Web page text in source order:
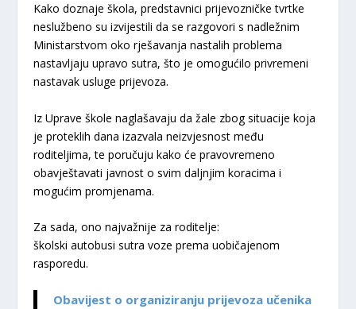
Kako doznaje škola, predstavnici prijevozničke tvrtke
neslužbeno su izvijestili da se razgovori s nadležnim
Ministarstvom oko rješavanja nastalih problema
nastavljaju upravo sutra, što je omogućilo privremeni
nastavak usluge prijevoza.
Iz Uprave škole naglašavaju da žale zbog situacije koja
je proteklih dana izazvala neizvjesnost među
roditeljima, te poručuju kako će pravovremeno
obavještavati javnost o svim daljnjim koracima i
mogućim promjenama.
Za sada, ono najvažnije za roditelje:
školski autobusi sutra voze prema uobičajenom
rasporedu.
Obavijest o organiziranju prijevoza učenika